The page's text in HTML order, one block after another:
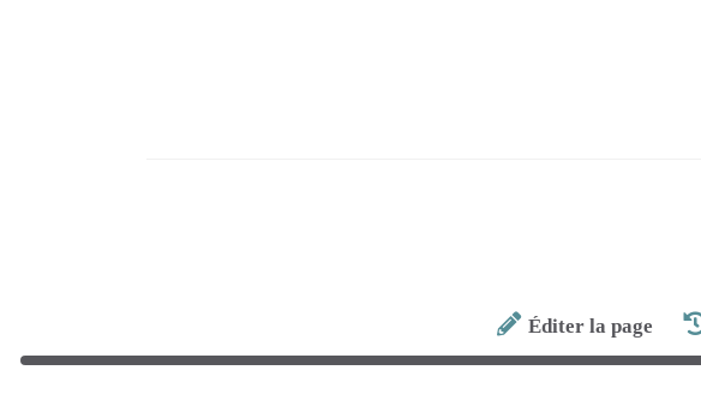
Éditer la page